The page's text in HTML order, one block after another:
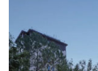
企业会员
关于投稿
广告投放